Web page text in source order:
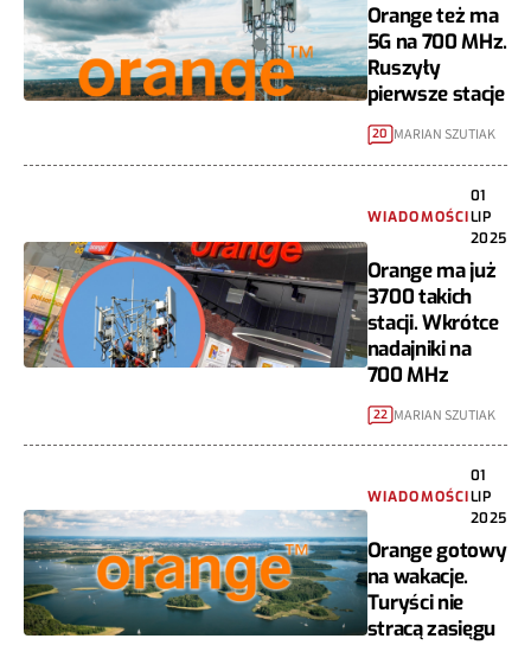
Orange też ma
5G na 700 MHz.
Ruszyły
pierwsze stacje
20 MARIAN SZUTIAK
WIADOMOŚCI
01
LIP
2025
Orange ma już
3700 takich
stacji. Wkrótce
nadajniki na
700 MHz
22 MARIAN SZUTIAK
WIADOMOŚCI
01
LIP
2025
Orange gotowy
na wakacje.
Turyści nie
stracą zasięgu